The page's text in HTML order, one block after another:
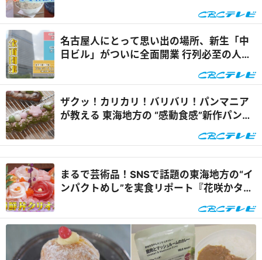
名古屋人にとって思い出の場所、新生「中
日ビル」がついに全面開業 行列必至の人気
ザクッ！カリカリ！バリバリ！パンマニア
が教える 東海地方の “感動食感”新作パン
まるで芸術品！SNSで話題の東海地方の“イ
ンパクトめし”を実食リポート『花咲かタイ